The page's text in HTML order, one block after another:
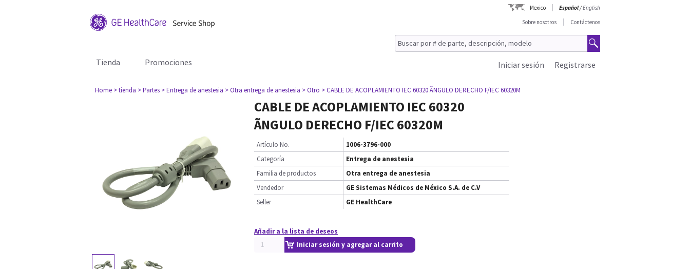
Mexico Español/English
Sobre nosotros
Contáctenos
Tienda Promociones Registrarse
Iniciar sesión
Home > tienda > Partes > Entrega de anestesia > Otra entrega de anestesia > Otro > CABLE DE ACOPLAMIENTO IEC 60320 ÃNGULO DERECHO F/IEC 60320M
CABLE DE ACOPLAMIENTO IEC 60320
ÃNGULO DERECHO F/IEC 60320M
Artículo No.
1006-3796-000
Categoría
Entrega de anestesia
Familia de productos
Otra entrega de anestesia
Vendedor
GE Sistemas Médicos de México S.A. de C.V
Seller
GE HealthCare
Añadir a la lista de deseos
Iniciar sesión y agregar al carrito